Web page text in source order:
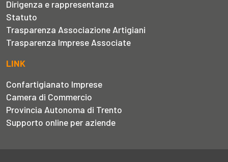
Dirigenza e rappresentanza
Statuto
Trasparenza Associazione Artigiani
Trasparenza Imprese Associate
LINK
Confartigianato Imprese
Camera di Commercio
Provincia Autonoma di Trento
Supporto online per aziende